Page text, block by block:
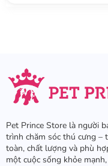
Pet Prince Store là người
trình chăm sóc thú cưng –
toàn, chất lượng và phù
một cuộc sống khỏe